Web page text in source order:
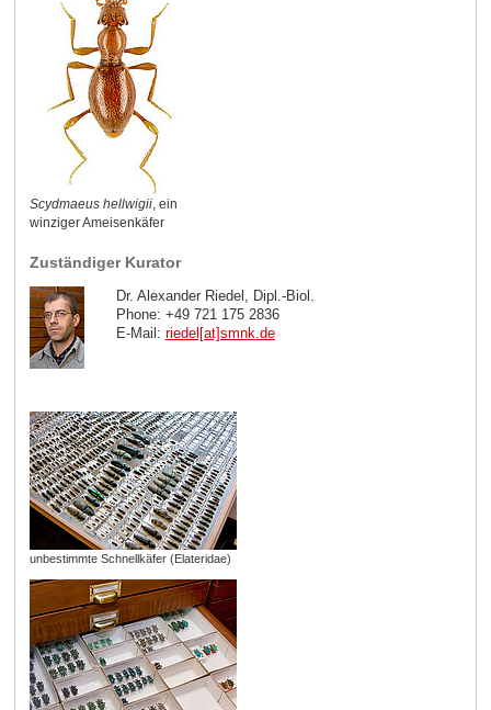
Scydmaeus hellwigii, ein
winziger Ameisenkäfer
Zuständiger Kurator
Dr. Alexander Riedel, Dipl.-Biol.
Phone: +49 721 175 2836
E-Mail: riedel[at]smnk.de
unbestimmte Schnellkäfer (Elateridae)